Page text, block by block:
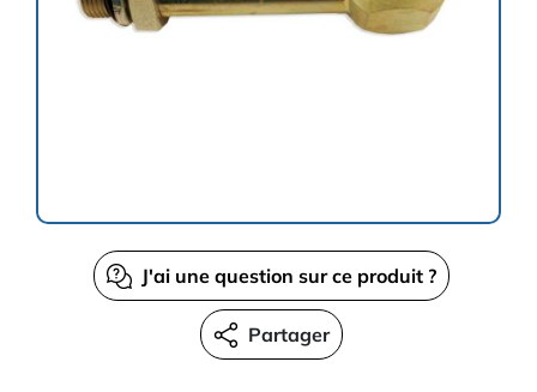
J'ai une question sur ce produit ?
Partager